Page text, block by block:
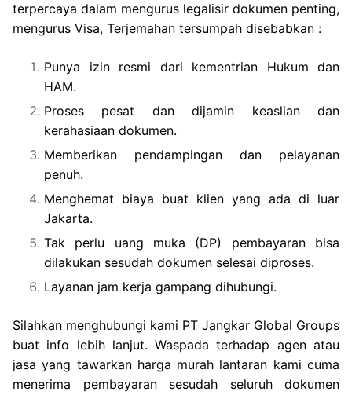
terpercaya dalam mengurus legalisir dokumen penting,
mengurus Visa, Terjemahan tersumpah disebabkan :
Punya izin resmi dari kementrian Hukum dan
HAM.
Proses pesat dan dijamin keaslian dan
kerahasiaan dokumen.
Memberikan pendampingan dan pelayanan
penuh.
Menghemat biaya buat klien yang ada di luar
Jakarta.
Tak perlu uang muka (DP) pembayaran bisa
dilakukan sesudah dokumen selesai diproses.
Layanan jam kerja gampang dihubungi.
Silahkan menghubungi kami PT Jangkar Global Groups
buat info lebih lanjut. Waspada terhadap agen atau
jasa yang tawarkan harga murah lantaran kami cuma
menerima pembayaran sesudah seluruh dokumen